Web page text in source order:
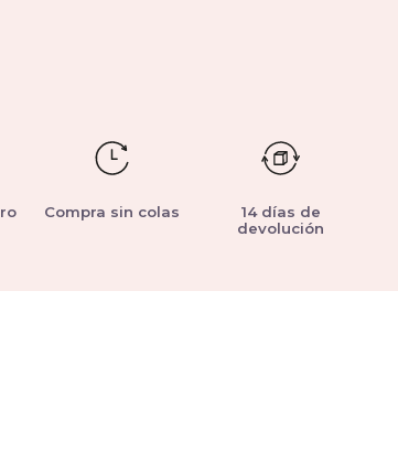
Compra sin colas
14 días de
devolución